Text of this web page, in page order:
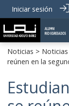
Iniciar sesión
Noticias > Noticias
reúnen en la